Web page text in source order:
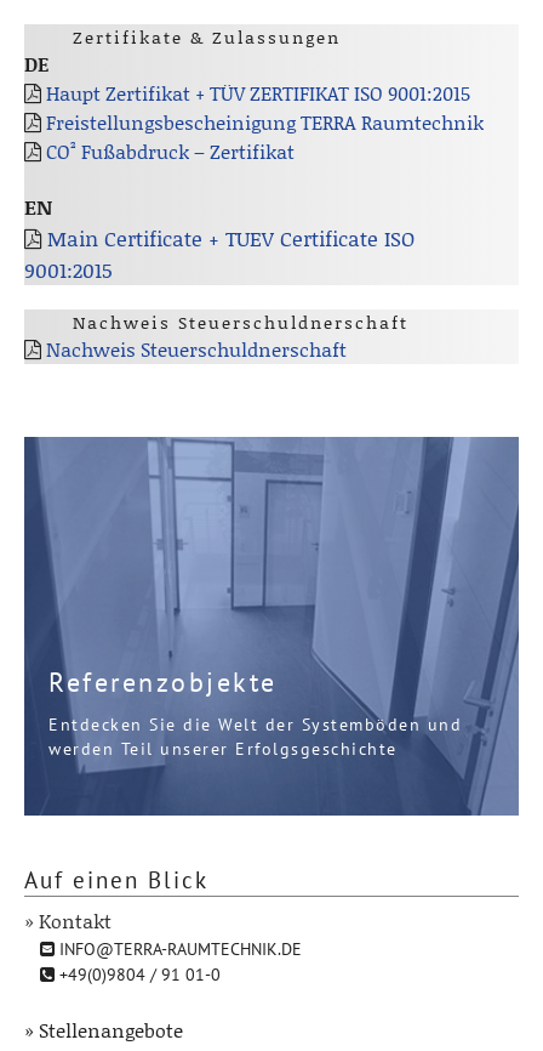
Zertifikate & Zulassungen
DE
Haupt Zertifikat + TÜV ZERTIFIKAT ISO 9001:2015
Freistellungsbescheinigung TERRA Raumtechnik
CO² Fußabdruck – Zertifikat
EN
Main Certificate + TUEV Certificate ISO
9001:2015
Nachweis Steuerschuldnerschaft
Nachweis Steuerschuldnerschaft
Referenzobjekte
Entdecken Sie die Welt der Systemböden und
werden Teil unserer Erfolgsgeschichte
Auf einen Blick
» Kontakt
INFO@TERRA-RAUMTECHNIK.DE
+49(0)9804 / 91 01-0
» Stellenangebote